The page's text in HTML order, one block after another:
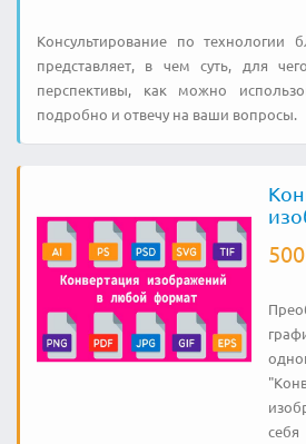
Консультирование по технологии
представляет, в чем суть, для
перспективы, как можно
подробно и отвечу на ваши вопросы.
500